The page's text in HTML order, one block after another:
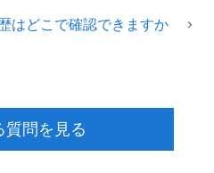
はどこで確認できますか
質問を見る